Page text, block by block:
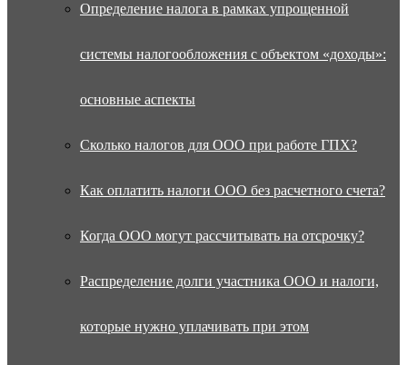
Определение налога в рамках упрощенной
системы налогообложения с объектом «доходы»:
основные аспекты
Сколько налогов для ООО при работе ГПХ?
Как оплатить налоги ООО без расчетного счета?
Когда ООО могут рассчитывать на отсрочку?
Распределение долги участника ООО и налоги,
которые нужно уплачивать при этом